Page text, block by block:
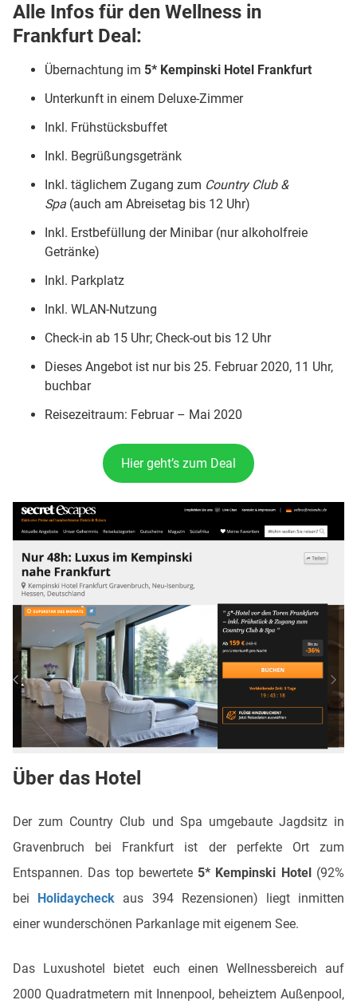
Alle Infos für den Wellness in
Frankfurt Deal:
Übernachtung im 5* Kempinski Hotel Frankfurt
Unterkunft in einem Deluxe-Zimmer
Inkl. Frühstücksbuffet
Inkl. Begrüßungsgetränk
Inkl. täglichem Zugang zum Country Club &
Spa (auch am Abreisetag bis 12 Uhr)
Inkl. Erstbefüllung der Minibar (nur alkoholfreie
Getränke)
Inkl. Parkplatz
Inkl. WLAN-Nutzung
Check-in ab 15 Uhr; Check-out bis 12 Uhr
Dieses Angebot ist nur bis 25. Februar 2020, 11 Uhr,
buchbar
Reisezeitraum: Februar – Mai 2020
Hier geht’s zum Deal
Über das Hotel
Der zum Country Club und Spa umgebaute Jagdsitz in
Gravenbruch bei Frankfurt ist der perfekte Ort zum
Entspannen. Das top bewertete5* Kempinski Hotel(92%
bei Holidaycheck aus 394 Rezensionen) liegt inmitten
einer wunderschönen Parkanlage mit eigenem See.
Das Luxushotel bietet euch einen Wellnessbereich auf
2000 Quadratmetern mit Innenpool, beheiztem Außenpool,